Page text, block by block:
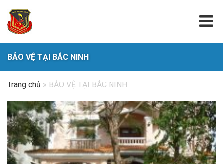
BẢO VỆ TẠI BẮC NINH
Trang chủ » BẢO VỆ TẠI BẮC NINH